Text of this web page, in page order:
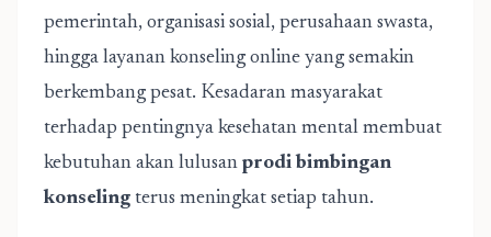
pemerintah, organisasi sosial, perusahaan swasta,
hingga layanan konseling online yang semakin
berkembang pesat. Kesadaran masyarakat
terhadap pentingnya kesehatan mental membuat
kebutuhan akan lulusan prodi bimbingan
konseling terus meningkat setiap tahun.